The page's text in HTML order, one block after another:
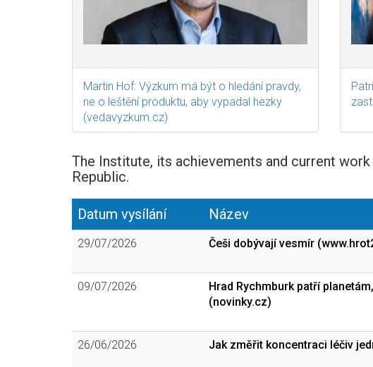
Martin Hof: Výzkum má být o hledání pravdy,
ne o leštění produktu, aby vypadal hezky
(vedavyzkum.cz)
The Institute, its achievements and current
Republic.
Datum vysílání Název
29/07/2026 Češi dobývají vesmír
09/07/2026
Hrad Rychmburk patří
(novinky.cz)
26/06/2026 Jak změřit koncentraci léčiv